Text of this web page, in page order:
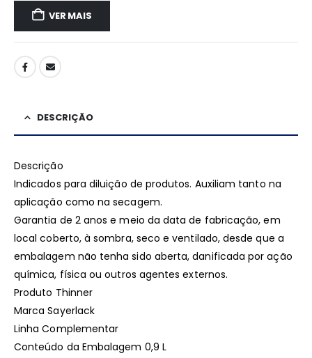
VER MAIS
DESCRIÇÃO
Descrição
Indicados para diluição de produtos. Auxiliam tanto na
aplicação como na secagem.
Garantia de 2 anos e meio da data de fabricação, em
local coberto, à sombra, seco e ventilado, desde que a
embalagem não tenha sido aberta, danificada por ação
química, física ou outros agentes externos.
Produto Thinner
Marca Sayerlack
Linha Complementar
Conteúdo da Embalagem 0,9 L